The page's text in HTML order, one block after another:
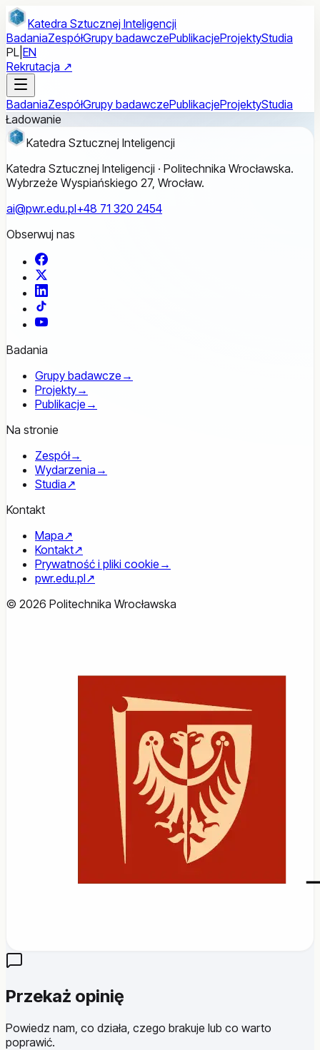
Przejdź do treści głównej
Katedra Sztucznej Inteligencji
BadaniaZespółGrupy badawczePublikacjeProjektyStudia
PL EN
Rekrutacja ↗
BadaniaZespółGrupy badawczePublikacjeProjektyStudia
Ładowanie
Katedra Sztucznej Inteligencji
Katedra Sztucznej Inteligencji · Politechnika Wrocławska.
Wybrzeże Wyspiańskiego 27, Wrocław.
ai@pwr.edu.pl+48 71 320 2454
Obserwuj nas
Facebook
YouTube
Badania
Grupy badawcze →
Projekty→
Publikacje →
Na stronie
Zespół→
Wydarzenia →
Studia↗
Kontakt
Mapa↗
Kontakt↗
Prywatność i pliki cookie →
pwr.edu.pl↗
© 2026 Politechnika Wrocławska
Przekaż opinię
Powiedz nam, co działa, czego brakuje lub co warto
poprawić.